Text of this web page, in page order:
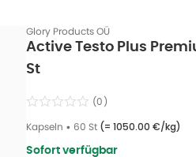
Glory Products OÜ
Active Testo Plus
St
(0)
Kapseln • 60 St (= 1050.00 €/kg)
Sofort verfügbar